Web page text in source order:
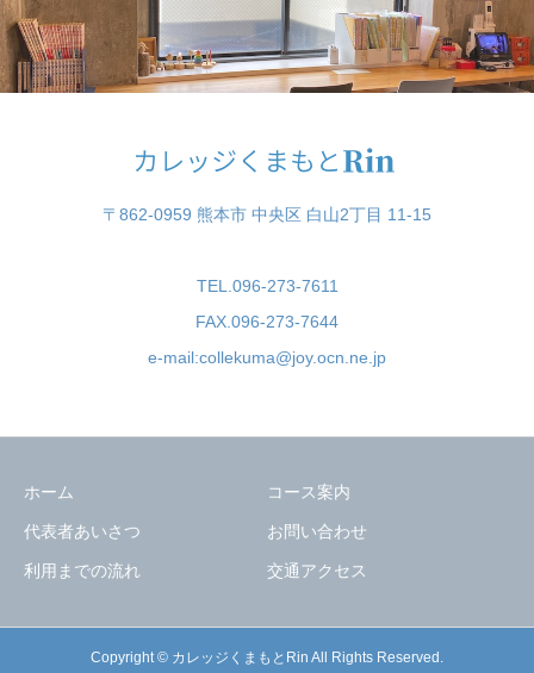
〒862-0959 熊本市 中央区 白山2丁目 11-15
TEL.096-273-7611
FAX.096-273-7644
e-mail:collekuma@joy.ocn.ne.jp
ホーム コース案内
代表者あいさつ お問い合わせ
利用までの流れ 交通アクセス
Copyright © カレッジくまもとRin All Rights Reserved.